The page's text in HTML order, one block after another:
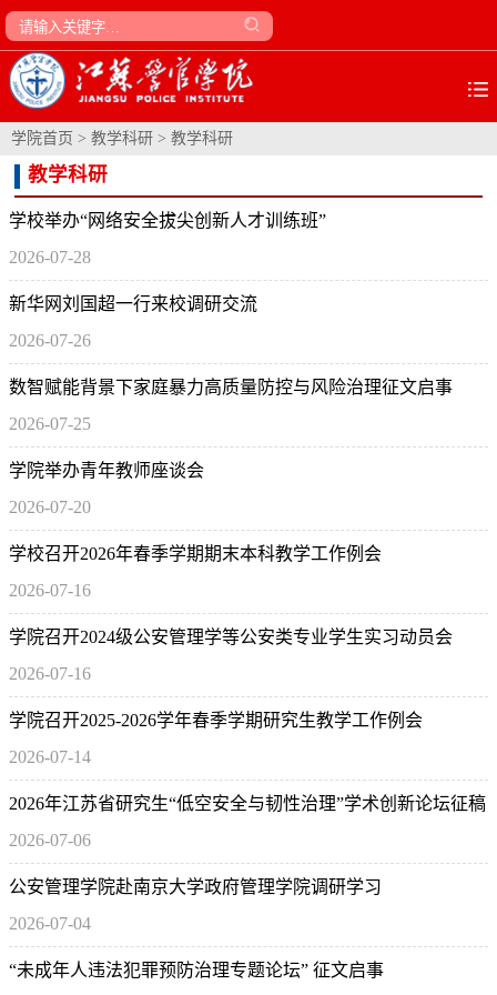
学院首页 > 教学科研 > 教学科研
教学科研
学校举办“网络安全拔尖创新人才训练班”
2026-07-28
新华网刘国超一行来校调研交流
2026-07-26
数智赋能背景下家庭暴力高质量防控与风险治理征文启事
2026-07-25
学院举办青年教师座谈会
2026-07-20
学校召开2026年春季学期期末本科教学工作例会
2026-07-16
学院召开2024级公安管理学等公安类专业学生实习动员会
2026-07-16
学院召开2025-2026学年春季学期研究生教学工作例会
2026-07-14
2026年江苏省研究生“低空安全与韧性治理”学术创新论坛征稿
通知
2026-07-06
公安管理学院赴南京大学政府管理学院调研学习
2026-07-04
“未成年人违法犯罪预防治理专题论坛” 征文启事